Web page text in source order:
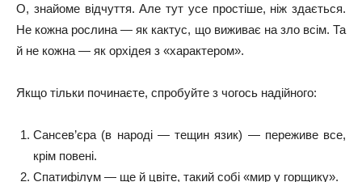
О, знайоме відчуття. Але тут усе простіше, ніж здається.
Не кожна рослина — як кактус, що виживає на зло всім. Та
й не кожна — як орхідея з «характером».
Якщо тільки починаєте, спробуйте з чогось надійного:
Сансев’єра (в народі — тещин язик) — переживе все,
крім повені.
Спатифілум — ще й цвіте, такий собі «мир у горщику».